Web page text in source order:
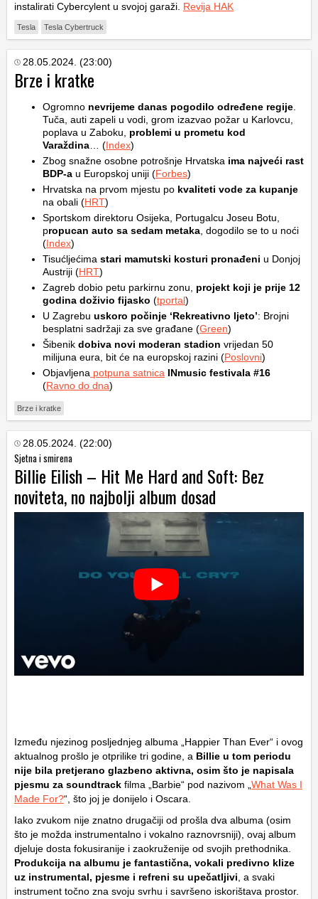
instalirati Cybercylent u svojoj garaži. Revija HAK
Tesla Tesla Cybertruck
28.05.2024. (23:00)
Brze i kratke
Ogromno nevrijeme danas pogodilo određene regije
Tuča, auti zapeli u vodi, grom izazvao požar u Karlovcu,
poplava u Zaboku, problemi u prometu kod
Varaždina … (Index)
Zbog snažne osobne potrošnje Hrvatska ima najveći rast
BDP-a u Europskoj uniji (Forbes)
Hrvatska na prvom mjestu po kvaliteti vode za kupanje
na obali (HRT)
Sportskom direktoru Osijeka, Portugalcu Joseu Botu,
propucan auto sa sedam metaka , dogodilo se to u noći
(Index)
Tisućljećima stari mamutski kosturi pronađeni u Donjoj
Austriji (HRT)
Zagreb dobio petu parkirnu zonu, projekt koji je prije 12
godina doživio fijasko (tportal)
U Zagrebu uskoro počinje ‘Rekreativno ljeto’: Brojni
besplatni sadržaji za sve građane (Green)
Šibenik dobiva novi moderan stadion vrijedan 50
milijuna eura, bit će na europskoj razini (Poslovni)
Objavljena potpuna satnica INmusic festivala #16
(Ravno do dna)
Brze i kratke
28.05.2024. (22:00)
Sjetna i smirena
Billie Eilish – Hit Me Hard and Soft: Bez
noviteta, no najbolji album dosad
Između njezinog posljednjeg albuma „Happier Than Ever“ i ovog
aktualnog prošlo je otprilike tri godine, a Billie u tom periodu
nije bila pretjerano glazbeno aktivna, osim što je napisala
pjesmu za soundtrack filma „Barbie“ pod nazivom „ What Was I
Made For?“, što joj je donijelo i Oscara.
Iako zvukom nije znatno drugačiji od prošla dva albuma (osim
što je možda instrumentalno i vokalno raznovrsniji), ovaj album
djeluje dosta fokusiranije i zaokruženije od svojih prethodnika.
Produkcija na albumu je fantastična, vokali predivno klize
uz instrumental, pjesme i refreni su upečatljivi , a svaki
instrument točno zna svoju svrhu i savršeno iskorištava prostor.